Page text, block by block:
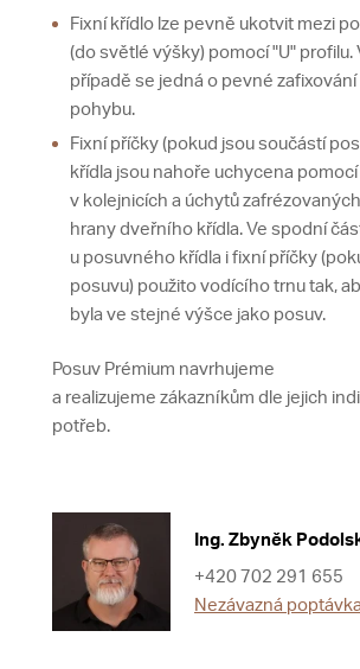
Fixní křídlo lze pevně ukotvit mezi
(do světlé výšky) pomocí "U" profilu.
případě se jedná o pevné
pohybu.
Fixní příčky (pokud jsou součástí
křídla jsou nahoře uchycena
v kolejnicích a úchytů
hrany dveřního křídla. Ve spodní
u posuvného křídla i fixní příčky
posuvu) použito vodícího trnu tak,
byla ve stejné výšce jako posuv.
Posuv Prémium navrhujeme
a realizujeme zákazníkům dle jejich
potřeb.
Ing. Zbyněk
+420 702 291 655
Nezávazná poptávka